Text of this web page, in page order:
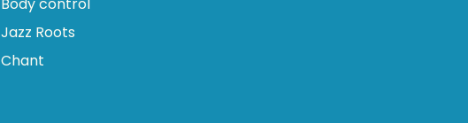
Jazz Roots
Chant